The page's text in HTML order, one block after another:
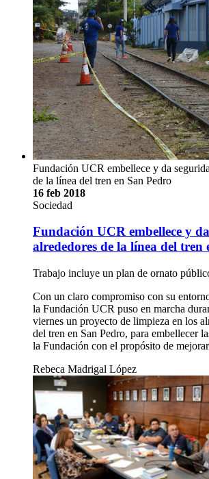
Fundación UCR embellece y da
de la línea del tren en San Pedro
16 feb 2018
Sociedad
Fundación UCR embellece y
alrededores de la línea del tren
Trabajo incluye un plan de ornato
Con un claro compromiso con su
la Fundación UCR puso en marcha
viernes un proyecto de limpieza en los
del tren en San Pedro, para embellecer
la Fundación con el propósito de
Rebeca Madrigal López